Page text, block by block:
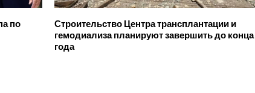
по Строительство Центра трансплантации и
гемодиализа планируют завершить до конца
года